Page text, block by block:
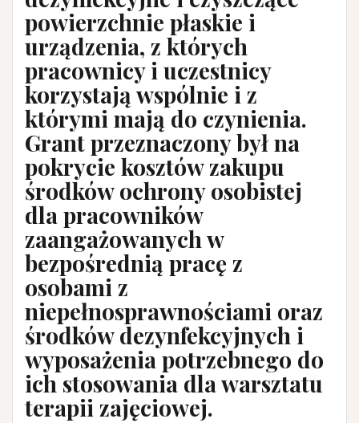
powierzchnie płaskie i
urządzenia, z których
pracownicy i uczestnicy
korzystają wspólnie i z
którymi mają do czynienia.
Grant przeznaczony był na
pokrycie kosztów zakupu
środków ochrony osobistej
dla pracowników
zaangażowanych w
bezpośrednią pracę z
osobami z
niepełnosprawnościami oraz
środków dezynfekcyjnych i
wyposażenia potrzebnego do
ich stosowania dla warsztatu
terapii zajęciowej.